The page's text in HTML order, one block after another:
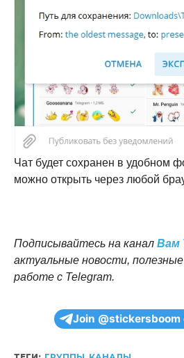
Чат будет сохранен в удобном
можно открыть через любой
Подписывайтесь на канал Вам
актуальные новости,
работе с Telegram.
Join @stickersboom